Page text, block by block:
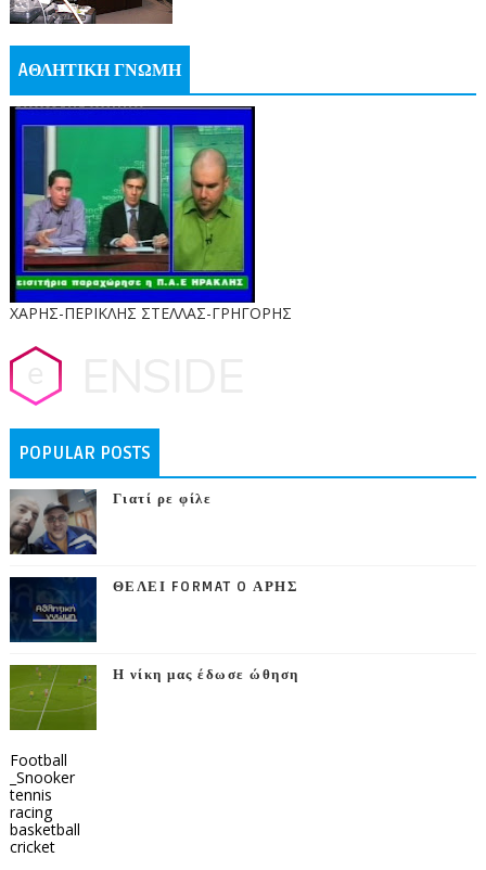
AΘΛΗΤΙΚΗ ΓΝΩΜΗ
ΧΑΡΗΣ-ΠΕΡΙΚΛΗΣ ΣΤΕΛΛΑΣ-ΓΡΗΓΟΡΗΣ
POPULAR POSTS
Γιατί ρε φίλε
ΘΕΛΕΙ FORMAT O ΑΡΗΣ
Η νίκη μας έδωσε ώθηση
Football
_Snooker
tennis
racing
basketball
cricket